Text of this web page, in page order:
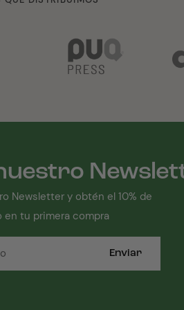
Newsletter y obtén el 10% de
en tu primera compra
Enviar